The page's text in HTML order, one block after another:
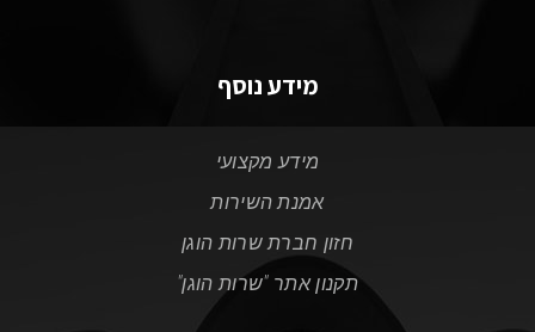
מידע נוסף
מידע מקצועי
אמנת השירות
חזון חברת שרות הוגן
תקנון אתר "שרות הוגן"